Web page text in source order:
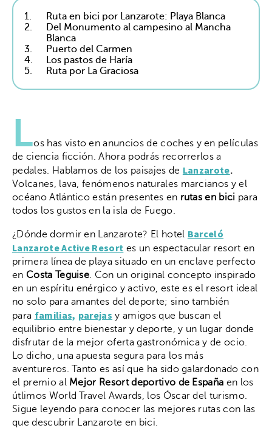
1.
Ruta en bici por Lanzarote: Playa Blanca
2.
Del Monumento al campesino al Mancha
Blanca
3.
Puerto del Carmen
4.
Los pastos de Haría
5.
Ruta por La Graciosa
Los has visto en anuncios de coches y en películas
de ciencia ficción. Ahora podrás recorrerlos a
pedales. Hablamos de los paisajes de Lanzarote.
Volcanes, lava, fenómenos naturales marcianos y el
océano Atlántico están presentes en rutas en bici para
todos los gustos en la isla de Fuego.
¿Dónde dormir en Lanzarote? El hotel Barceló
Lanzarote Active Resort es un espectacular resort en
primera línea de playa situado en un enclave perfecto
en Costa Teguise. Con un original concepto inspirado
en un espíritu enérgico y activo, este es el resort ideal
no solo para amantes del deporte; sino también
para familias, parejas y amigos que buscan el
equilibrio entre bienestar y deporte, y un lugar donde
disfrutar de la mejor oferta gastronómica y de ocio.
Lo dicho, una apuesta segura para los más
aventureros. Tanto es así que ha sido galardonado con
el premio al Mejor Resort deportivo de España en los
útlimos World Travel Awards, los Óscar del turismo.
Sigue leyendo para conocer las mejores rutas con las
que descubrir Lanzarote en bici.